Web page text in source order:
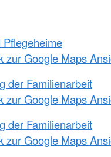
zur Google Maps
der Familienarbeit
zur Google Maps
der Familienarbeit
zur Google Maps